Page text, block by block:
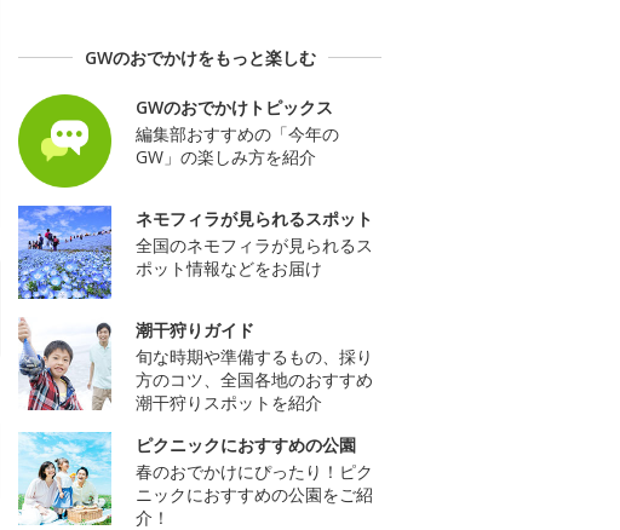
GWのおでかけをもっと楽しむ
GWのおでかけトピックス
編集部おすすめの「今年の
GW」の楽しみ方を紹介
ネモフィラが見られるスポット
全国のネモフィラが見られるス
ポット情報などをお届け
潮干狩りガイド
旬な時期や準備するもの、採り
方のコツ、全国各地のおすすめ
潮干狩りスポットを紹介
ピクニックにおすすめの公園
春のおでかけにぴったり！ピク
ニックにおすすめの公園をご紹
介！